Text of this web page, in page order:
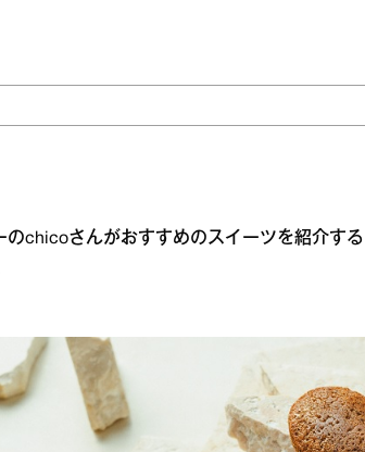
のchicoさんがおすすめのスイーツを紹介す